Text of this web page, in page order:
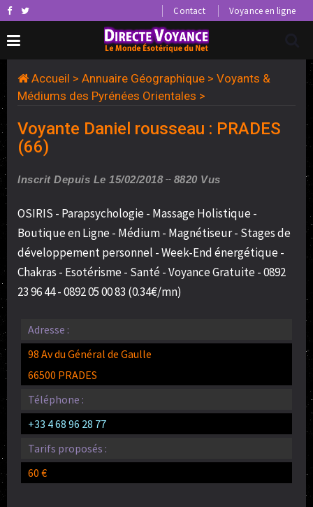
Contact Voyance en ligne
Accueil > Annuaire Géographique > Voyants &
Médiums des Pyrénées Orientales >
Voyante Daniel rousseau : PRADES
(66)
Inscrit Depuis Le 15/02/2018 8820 Vus
OSIRIS - Parapsychologie - Massage Holistique -
Boutique en Ligne - Médium - Magnétiseur - Stages de
développement personnel - Week-End énergétique -
Chakras - Esotérisme - Santé - Voyance Gratuite - 0892
23 96 44 - 0892 05 00 83 (0.34€/mn)
Adresse :
98 Av du Général de Gaulle
66500 PRADES
Téléphone :
+33 4 68 96 28 77
Tarifs proposés :
60 €